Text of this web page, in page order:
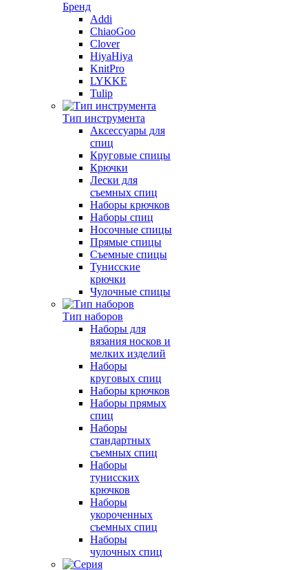
Бренд
Addi
ChiaoGoo
Clover
HiyaHiya
KnitPro
LYKKE
Tulip
Тип инструмента
Аксессуары для
спиц
Круговые спицы
Крючки
Лески для
съемных спиц
Наборы крючков
Наборы спиц
Носочные спицы
Прямые спицы
Съемные спицы
Тунисские
крючки
Чулочные спицы
Тип наборов
Наборы для
вязания носков и
мелких изделий
Наборы
круговых спиц
Наборы крючков
Наборы прямых
спиц
Наборы
стандартных
съемных спиц
Наборы
тунисских
крючков
Наборы
укороченных
съемных спиц
Наборы
чулочных спиц